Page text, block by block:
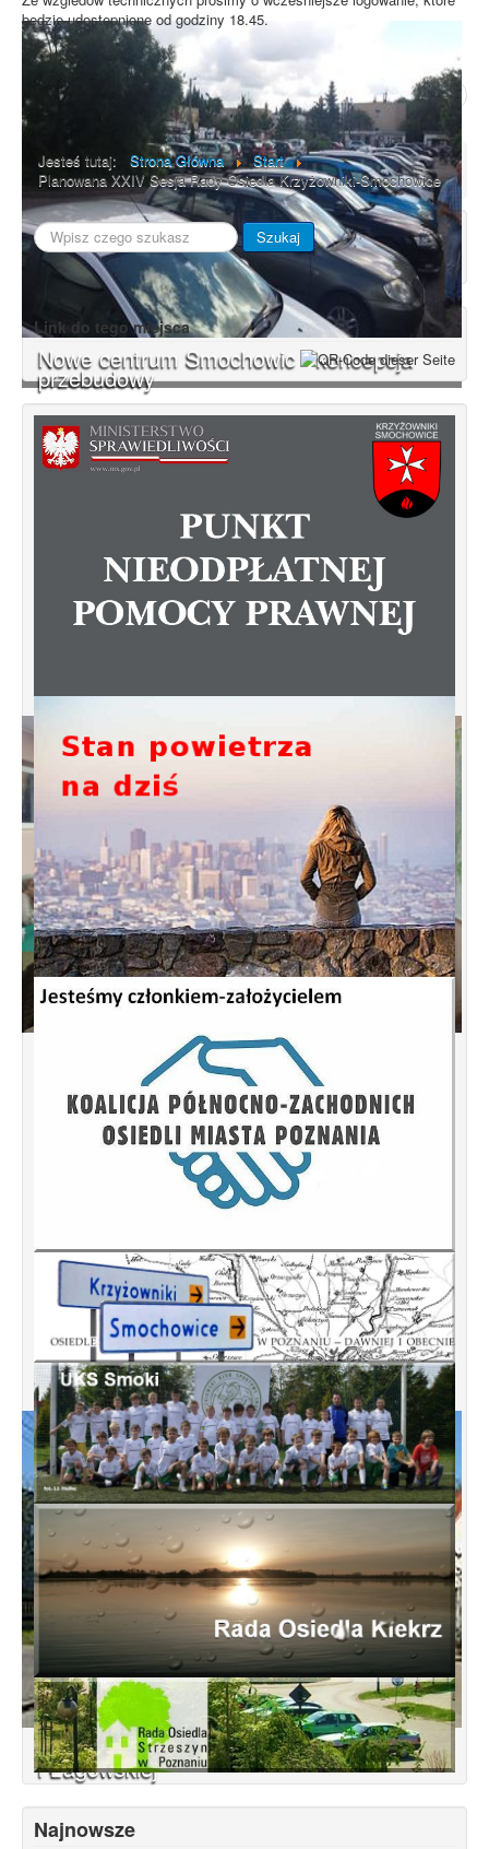
Nowe centrum Smochowic - koncepcja
przebudowy
Spotkanie informacyjne w sprawie terenu
przy ulicy Przytocznej
Koncepcja przebudowy ulic Leśnowolskiej
i Łagowskiej
będzie udostępnione od godziny 18.45.
Poprzedni artykuł Następny artykuł
Jesteś tutaj: Strona Główna
Start
Planowana XXIV Sesja Rady Osiedla Krzyżowniki-Smochowice
Szukaj... Szukaj
Link do tego miejsca
Najnowsze